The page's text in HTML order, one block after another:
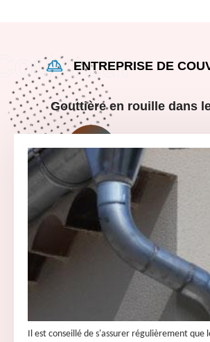
ENTREPRISE DE
Gouttière en rouille dans
Il est conseillé de s'assurer régulièrement que